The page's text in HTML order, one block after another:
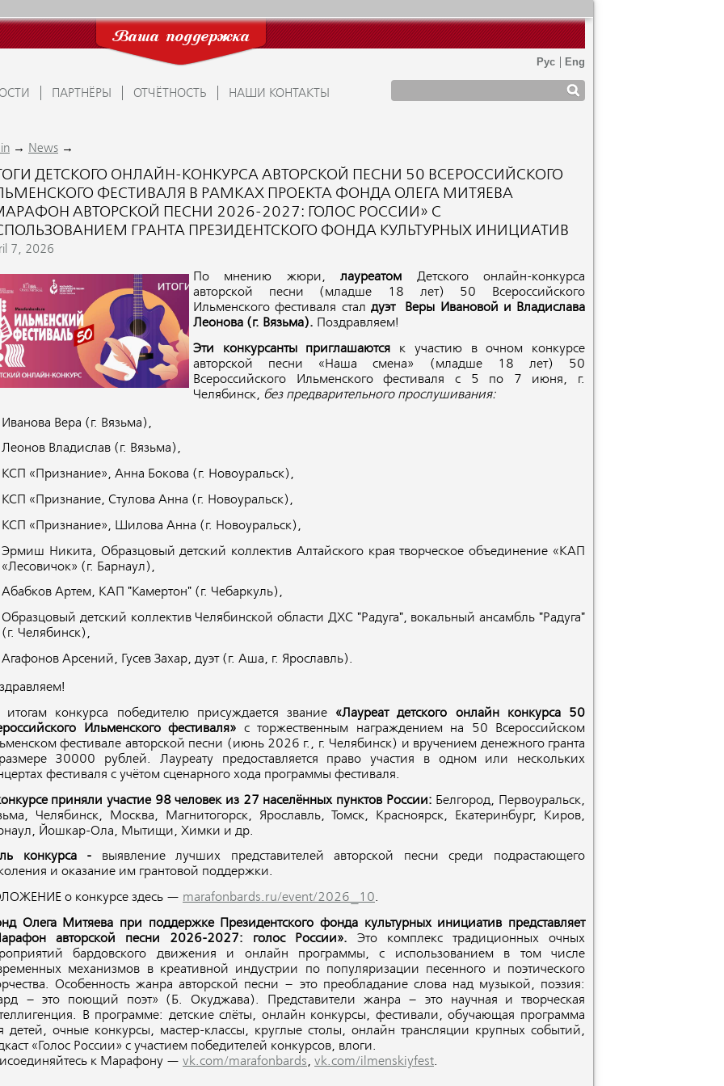
Ваша поддержка
ПАРТНЁРЫ ОТЧЁТНОСТЬ НАШИ КОНТАКТЫ
→ News →
ДЕТСКОГО ОНЛАЙН-КОНКУРСА АВТОРСКОЙ ПЕСНИ 50 ВСЕРОССИЙСКОГО
ФЕСТИВАЛЯ В РАМКАХ ПРОЕКТА ФОНДА ОЛЕГА МИТЯЕВА
АВТОРСКОЙ ПЕСНИ 2026-2027: ГОЛОС РОССИИ» С
ГРАНТА ПРЕЗИДЕНТСКОГО ФОНДА КУЛЬТУРНЫХ ИНИЦИАТИВ
7, 2026
По мнению жюри,лауреатом Детского онлайн-конкурса
авторской песни (младше 18 лет) 50 Всероссийского
Ильменского фестиваля стал дуэт Веры Ивановой и
Владислава
Л еонова (г. Вязьма).
Поздравляем!
Эти конкурсанты приглашаются к участию в очном конкурсе
авторской песни «Наша смена» (младше 18 лет) 50
Всероссийского Ильменского фестиваля с 5 по 7 июня, г.
Челябинск, без предварительного прослушивания:
Иванова Вера (г. Вязьма),
Леонов Владислав (г. Вязьма),
КСП «Признание», Анна Бокова (г. Новоуральск),
КСП «Признание, Стулова Анна (г. Новоуральск),
КСП «Признание», Шилова Анна (г. Новоуральск),
Эрмиш Никита, Образцовый детский коллектив Алтайского края творческое объединение «КАП
«Лесовичок» (г. Барнаул),
Абабков Артем, КАП "Камертон" (г. Чебаркуль),
Образцовый детский коллектив Челябинской области ДХС "Радуга", вокальный ансамбль "Радуга"
(г. Челябинск),
Агафонов Арсений, Гусев Захар, дуэт (г. Аша, г. Ярославль).
итогам конкурса победителю присуждается звание «Лауреат детского онлайн конкурса 50
Ильменского фестиваля» с торжественным награждением на 50 Всероссийском
фестивале авторской песни (июнь 2026 г., г. Челябинск) и вручением денежного гранта
30000 рублей. Лауреату предоставляется право участия в одном или нескольких
фестиваля с учётом сценарного хода программы фестиваля.
приняли участие 98 человек из 27 населённых пунктов России: Белгород, Первоуральск,
Челябинск, Москва, Магнитогорск, Ярославль, Томск, Красноярск, Екатеринбург, Киров,
Йошкар-Ола, Мытищи, Химки и др.
конкурса - выявление лучших представителей авторской песни среди подрастающего
и оказание им грантовой поддержки.
о конкурсе здесь — marafonbards.ru/event/2026_10.
Олега Митяева при поддержке Президентского фонда культурных инициатив представляет
авторской песни 2026-2027: голос России». Это комплекс традиционных очных
бардовского движения и онлайн программы, с использованием в том числе
механизмов в креативной индустрии по популяризации песенного и поэтического
Особенность жанра авторской песни – это преобладание слова над музыкой, поэзия:
– это поющий поэт» (Б. Окуджава). Представители жанра – это научная и творческая
В программе: детские слёты, онлайн конкурсы, фестивали, обучающая программа
детей, очные конкурсы, мастер-классы, круглые столы, онлайн трансляции крупных событий,
«Голос России» с участием победителей конкурсов, влоги.
к Марафону — vk.com/marafonbards, vk.com/ilmenskiyfest.